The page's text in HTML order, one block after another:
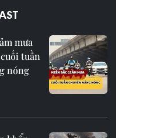
mưa
tuần
nóng